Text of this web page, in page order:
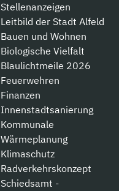
Stellenanzeigen
Leitbild der Stadt Alfeld
Bauen und Wohnen
Biologische Vielfalt
Blaulichtmeile 2026
Feuerwehren
Finanzen
Innenstadtsanierung
Kommunale
Wärmeplanung
Klimaschutz
Radverkehrskonzept
Schiedsamt -